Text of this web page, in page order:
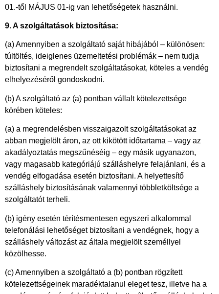
01.-től MÁJUS 01-ig van lehetőségetek használni.
9. A szolgáltatások biztosítása:
(a) Amennyiben a szolgáltató saját hibájából – különösen:
túltöltés, ideiglenes üzemeltetési problémák – nem tudja
biztosítani a megrendelt szolgáltatásokat, köteles a vendég
elhelyezéséről gondoskodni.
(b) A szolgáltató az (a) pontban vállalt kötelezettsége
körében köteles:
(a) a megrendelésben visszaigazolt szolgáltatásokat az
abban megjelölt áron, az ott kikötött időtartama – vagy az
akadályoztatás megszűnéséig – egy másik ugyanazon,
vagy magasabb kategóriájú szálláshelyre felajánlani, és a
vendég elfogadása esetén biztosítani. A helyettesítő
szálláshely biztosításának valamennyi többletköltsége a
szolgáltatót terheli.
(b) igény esetén térítésmentesen egyszeri alkalommal
telefonálási lehetőséget biztosítani a vendégnek, hogy a
szálláshely változást az általa megjelölt személlyel
közölhesse.
(c) Amennyiben a szolgáltató a (b) pontban rögzített
kötelezettségeinek maradéktalanul eleget tesz, illetve ha a